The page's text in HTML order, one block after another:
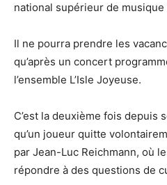
national supérieur de
Il ne pourra prendre les
qu’après un concert
l’ensemble L’Isle Joyeuse.
C’est la deuxième fois depuis
qu’un joueur quitte
par Jean-Luc Reichmann, où
répondre à des questions de